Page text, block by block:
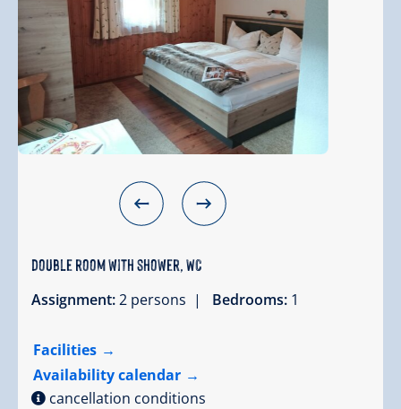
double room with shower, WC
Assignment:2 persons | Bedrooms: 1
Facilities
Availability calendar
cancellation conditions